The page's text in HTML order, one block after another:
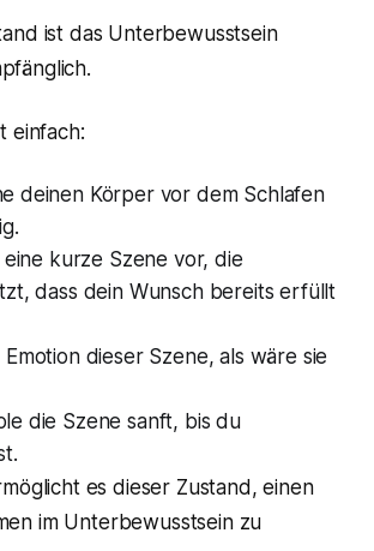
ist das Unterbewusstsein
einfach:
deinen Körper vor dem Schlafen
kurze Szene vor, die
dass dein Wunsch bereits erfüllt
Emotion dieser Szene, als wäre sie
die Szene sanft, bis du
es dieser Zustand, einen
im Unterbewusstsein zu